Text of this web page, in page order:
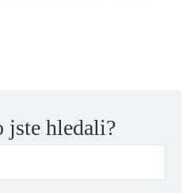
jste hledali?